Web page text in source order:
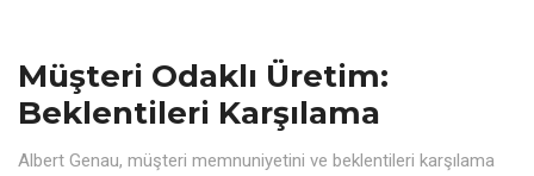
Müşteri Odaklı Üretim:
Beklentileri Karşılama
Albert Genau, müşteri memnuniyetini ve beklentileri karşılama